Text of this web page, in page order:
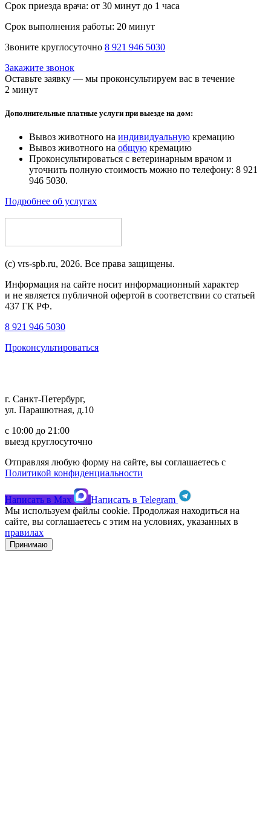
Срок приезда врача: от 30 минут до 1 часа
Срок выполнения работы: 20 минут
Звоните круглосуточно 8 921 946 5030
Закажите звонок
Оставьте заявку — мы проконсультируем вас в течение
2 минут
Дополнительные платные услуги при выезде на дом:
Вывоз животного на индивидуальную кремацию
Вывоз животного на общую кремацию
Проконсультироваться с ветеринарным врачом и
уточнить полную стоимость можно по телефону: 8 921
946 5030.
Подробнее об услугах
(c) vrs-spb.ru, 2026. Все права защищены.
Информация на сайте носит информационный характер
и не является публичной офертой в соответствии со статьей
437 ГК РФ.
8 921 946 5030
Проконсультироваться
г. Санкт-Петербург,
ул. Парашютная, д.10
с 10:00 до 21:00
выезд круглосуточно
Отправляя любую форму на сайте, вы соглашаетесь с
Политикой конфиденциальности
Написать в Max Написать в Telegram
Мы используем файлы cookie. Продолжая находиться на
сайте, вы соглашаетесь с этим на условиях, указанных в
правилах
Принимаю